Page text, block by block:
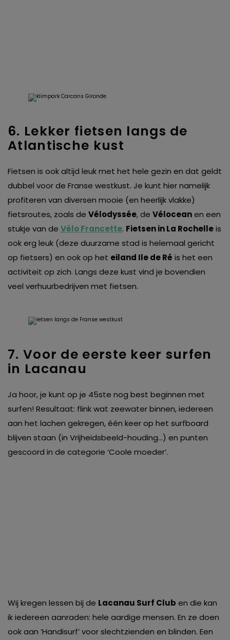
6. Lekker fietsen langs de
Atlantische kust
Fietsen is ook altijd leuk met het hele gezin en dat geldt
dubbel voor de Franse westkust. Je kunt hier namelijk
profiteren van diversen mooie (en heerlijk vlakke)
fietsroutes, zoals de Vélodyssée, de Véloceanen een
stukje van de Vélo Francette. Fietsen in La Rochelleis
ook erg leuk (deze duurzame stad is helemaal gericht
op fietsers) en ook op het eiland Ile de Ré is het een
activiteit op zich. Langs deze kust vind je bovendien
veel verhuurbedrijven met fietsen.
7. Voor de eerste keer surfen
in Lacanau
Ja hoor, je kunt op je 45ste nog best beginnen met
surfen! Resultaat: flink wat zeewater binnen, iedereen
aan het lachen gekregen, één keer op het surfboard
blijven staan (in Vrijheidsbeeld-houding…) en punten
gescoord in de categorie ‘Coole moeder’.
Wij kregen lessen bij de Lacanau Surf Club en die kan
ik iedereen aanraden: hele aardige mensen. En ze doen
ook aan ‘Handisurf’ voor slechtzienden en blinden. Een